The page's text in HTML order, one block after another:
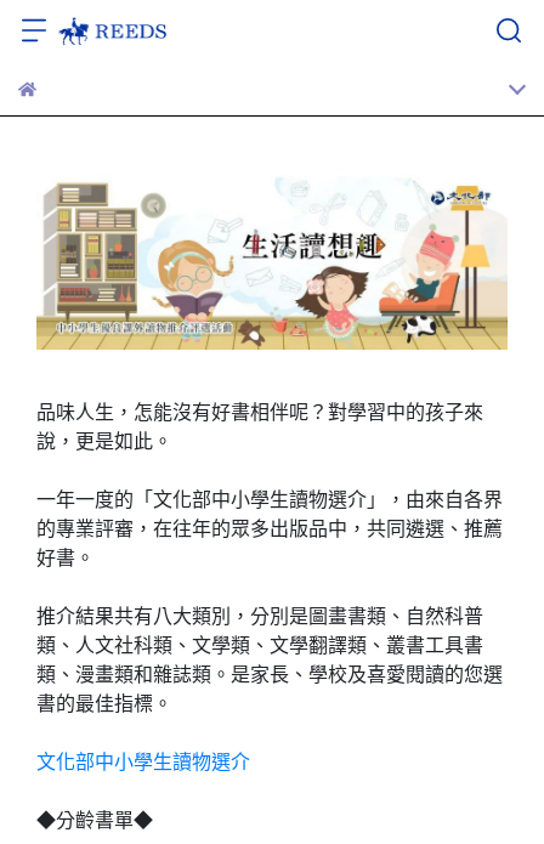
品味人生，怎能沒有好書相伴呢？對學習中的孩子來
說，更是如此。
一年一度的「文化部中小學生讀物選介」，由來自各界
的專業評審，在往年的眾多出版品中，共同遴選、推薦
好書。
推介結果共有八大類別，分別是圖畫書類、自然科普
類、人文社科類、文學類、文學翻譯類、叢書工具書
類、漫畫類和雜誌類。是家長、學校及喜愛閱讀的您選
書的最佳指標。
文化部中小學生讀物選介
◆分齡書單◆